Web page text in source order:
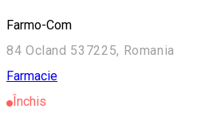
Farmo-Com
84 Ocland 537225, Romania
Farmacie
Închis